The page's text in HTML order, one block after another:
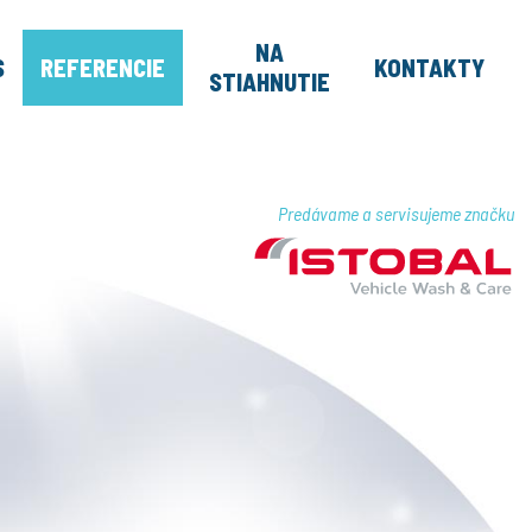
REFERENCIE
NA
STIAHNUTIE
KONTAKTY
Predávame a servisujeme značku